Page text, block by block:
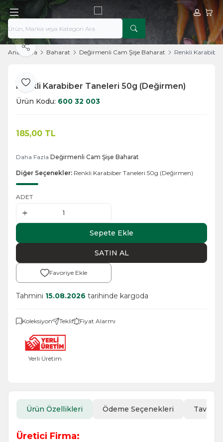
Hesabım
Ana Sayfa Baharat Değirmenli Cam Şişe Baharat Renkli
Favoriye Ekle
Paylaş
Renkli Karabiber Taneleri 50g (Değirmen)
Ürün Kodu: 600 32 003
185,00 TL
Daha Fazla Değirmenli Cam Şişe Baharat
Diğer Seçenekler: Renkli Karabiber Taneleri 50g (Değirmen)
ADET
Sepete Ekle
SATIN AL
Favoriye Ekle
Tahmini 15.08.2026 tarihinde kargoda
Koleksiyon Teklif Fiyat Alarmı
Yerli Üretim
Ürün Özellikleri Ödeme Seçenekleri Tavsiye
Üretici Firma: